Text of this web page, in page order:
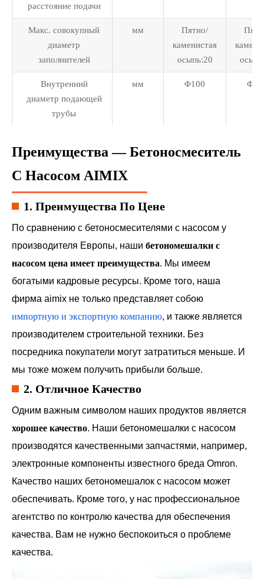
расстояние подачи
Макс. совокупный
диаметр
заполнителей
мм
Пятно/
каменистая
осыпь:20
Внутренний
диаметр подающей
трубы
мм Φ100
Преимущества — Бетоносмеситель
С Насосом AIMIX
1. Преимущества По Цене
По сравнению с бетоносмесителями с насосом у
производителя Европы, наши бетономешалки с
насосом цена имеет преимущества. Мы имеем
богатыми кадровые ресурсы. Кроме того, наша
фирма aimix не только представляет собою
импортную и экспортную компанию, и также является
производителем строительной техники. Без
посредника покупатели могут затратиться меньше. И
мы тоже можем получить прибыли больше.
2. Отличное Качество
Одним важным символом наших продуктов является
хорошее качество. Наши бетономешалки с насосом
производятся качественными запчастями, например,
электронные компоненты известного бреда Omron.
Качество наших бетономешалок с насосом может
обеспечивать. Кроме того, у нас профессиональное
агентство по контролю качества для обеспечения
качества. Вам не нужно беспокоиться о проблеме
качества.